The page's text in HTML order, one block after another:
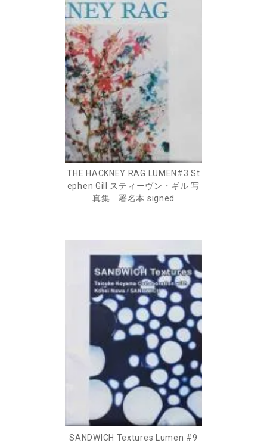
THE HACKNEY RAG LUMEN#3 St
ephen Gill スティーヴン・ギル 写
真集 署名本 signed
SANDWICH Textures Lumen #9